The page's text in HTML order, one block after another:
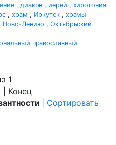
, диакон , иерей , хиротония
, храм , Иркутск , храмы
, Ново-Ленино , Октябрьский
православный
1
| Конец
Сортировать